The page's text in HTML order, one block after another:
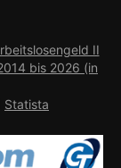
Statista